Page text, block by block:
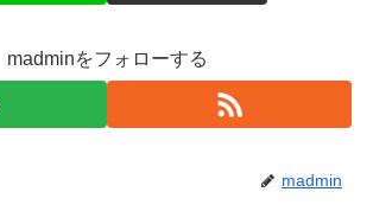
madminをフォローする
madmin